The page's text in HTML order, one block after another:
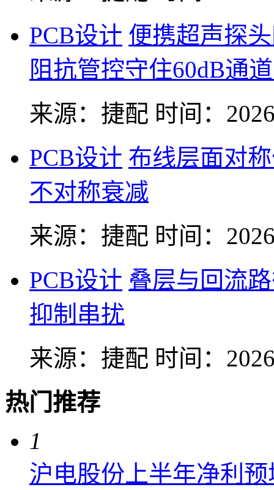
PCB设计 便携超声探
阻抗管控守住60dB通
来源：捷配 时间：
PCB设计 布线层面对
不对称衰减
来源：捷配 时间：
PCB设计 叠层与回流
抑制串扰
来源：捷配 时间：
热门推荐
1
沪电股份上半年净利